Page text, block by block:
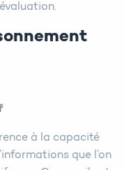
à la capacité
que l’on